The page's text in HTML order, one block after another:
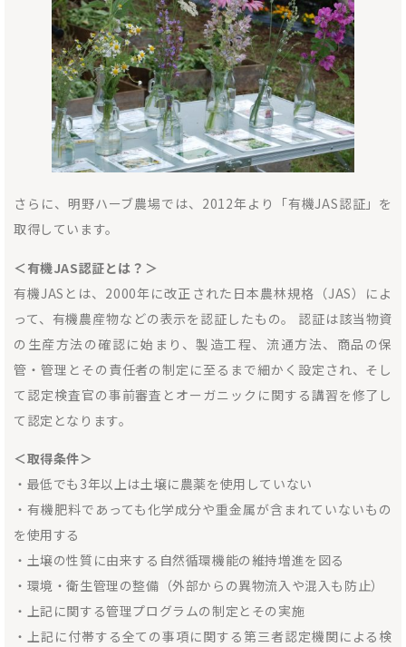
さらに、明野ハーブ農場では、2012年より「有機JAS認証」を
取得しています。
＜有機JAS認証とは？＞
有機JASとは、2000年に改正された日本農林規格（JAS）によ
って、有機農産物などの表示を認証したもの。 認証は該当物資
の生産方法の確認に始まり、製造工程、流通方法、商品の保
管・管理とその責任者の制定に至るまで細かく設定され、そし
て認定検査官の事前審査とオーガニックに関する講習を修了し
て認定となります。
＜取得条件＞
・最低でも3年以上は土壌に農薬を使用していない
・有機肥料であっても化学成分や重金属が含まれていないもの
を使用する
・土壌の性質に由来する自然循環機能の維持増進を図る
・環境・衛生管理の整備（外部からの異物流入や混入も防止）
・上記に関する管理プログラムの制定とその実施
・上記に付帯する全ての事項に関する第三者認定機関による検